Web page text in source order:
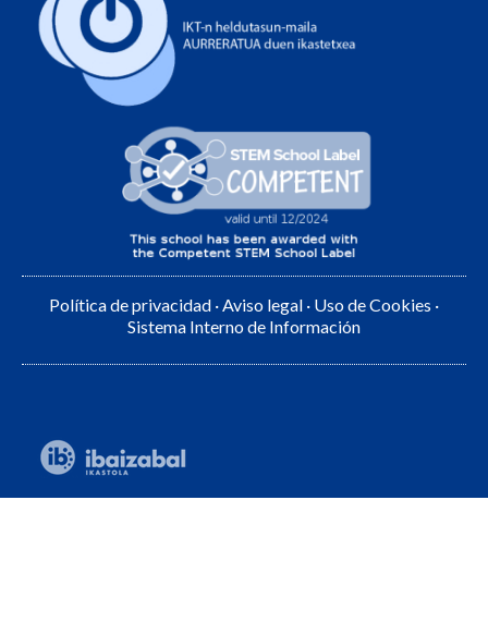
Política de privacidad ·Aviso legal · Uso de Cookies ·
Sistema Interno de Información